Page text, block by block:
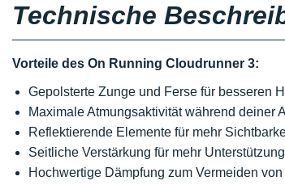
Technische
Vorteile des On Running Cloudrunner 3:
Gepolsterte Zunge und Ferse für besseren
Maximale Atmungsaktivität während deiner
Reflektierende Elemente für mehr
Seitliche Verstärkung für mehr
Hochwertige Dämpfung zum Vermeiden